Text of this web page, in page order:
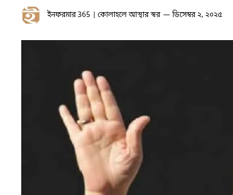
ইনফরমার 365 | কোলাহলে আস্থার স্বর ডিসেম্বর ২, ২০২৫